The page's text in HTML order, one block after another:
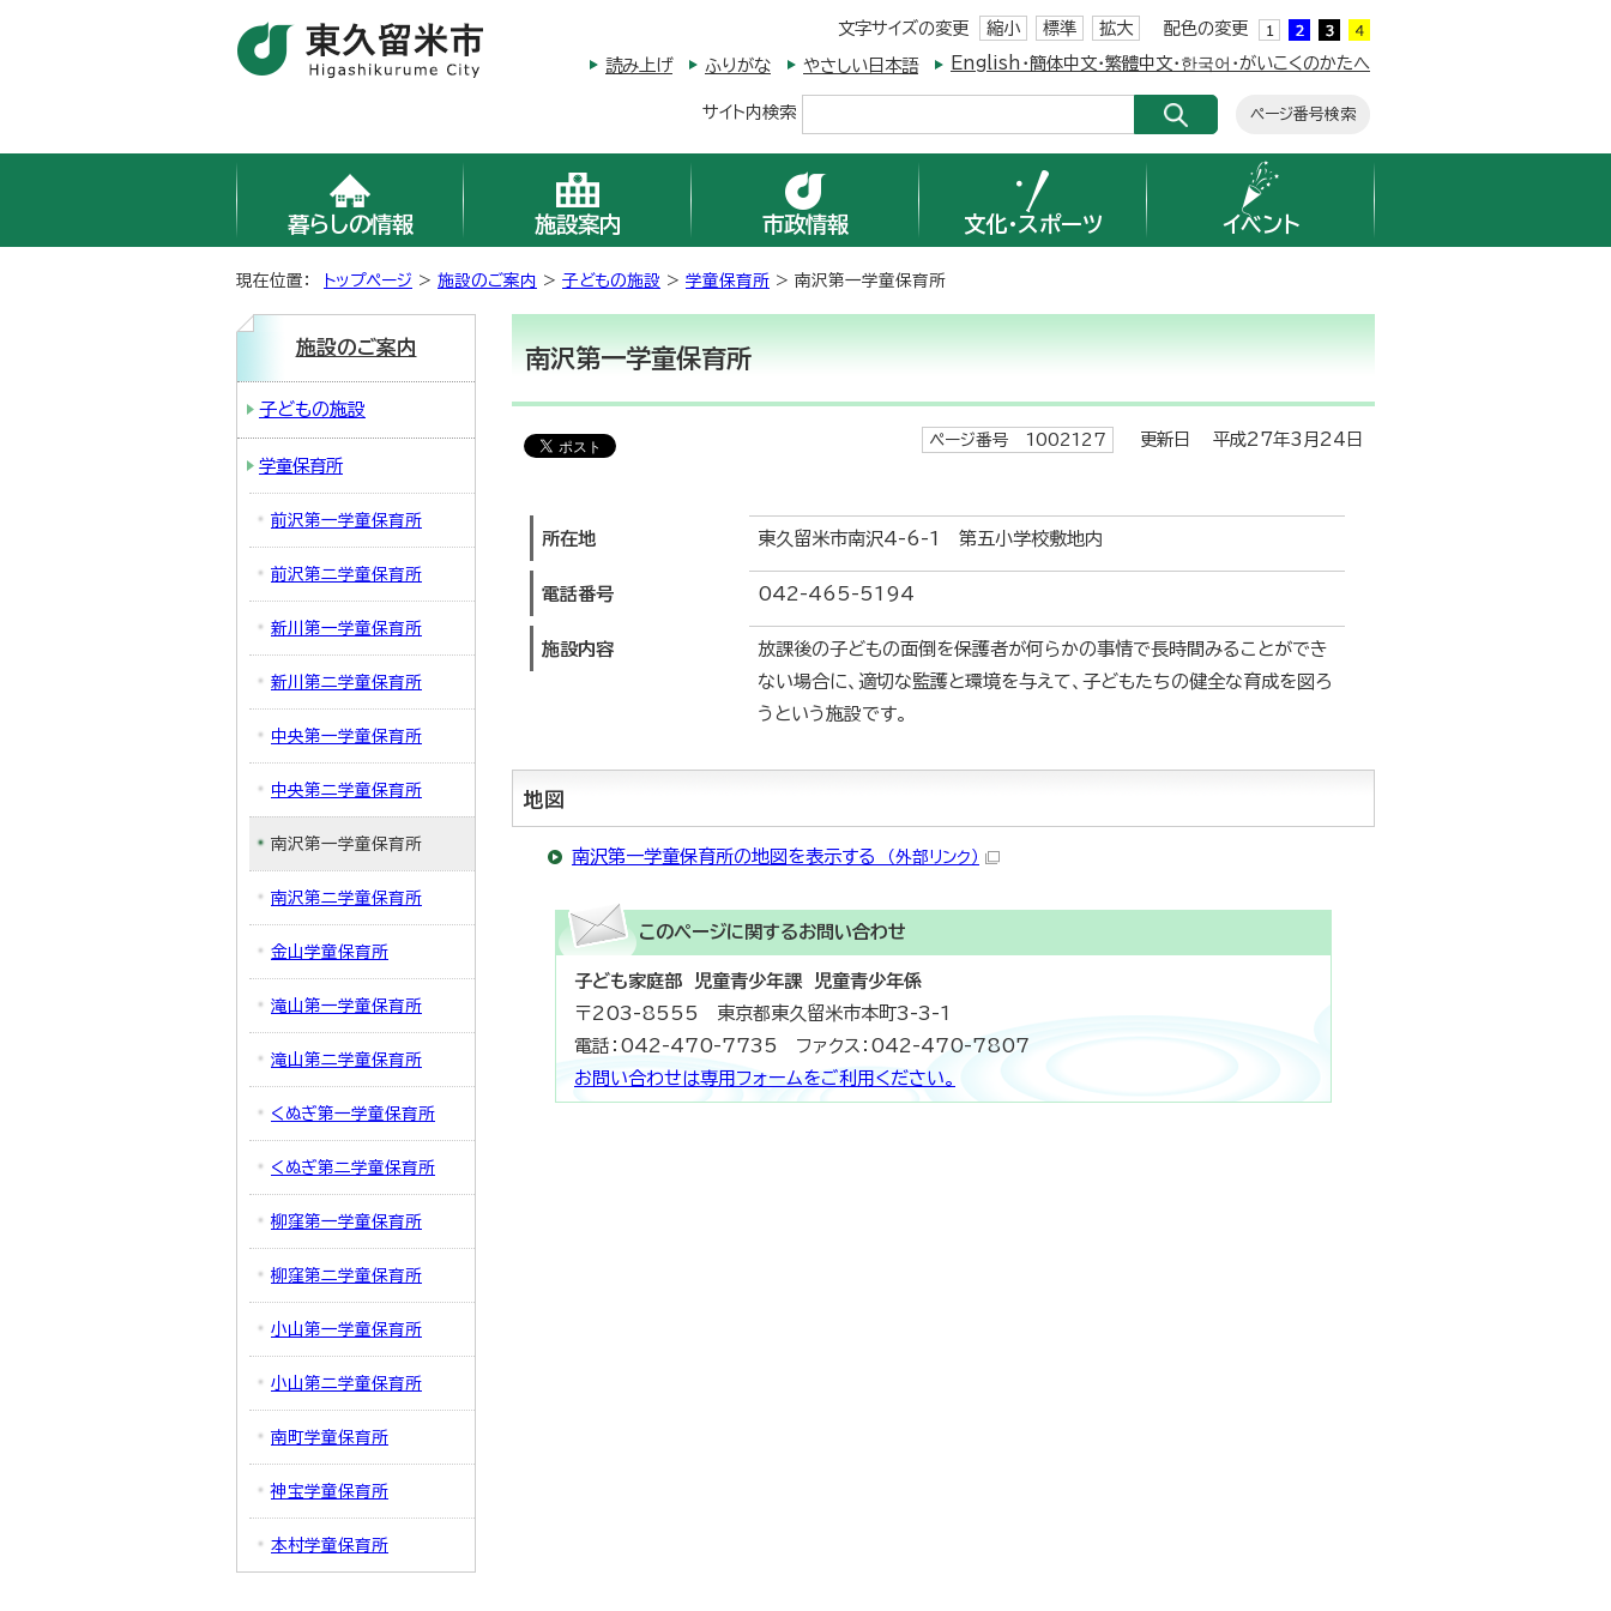
文字サイズの変更 縮小 標準 拡大 配色の変更
読み上げ ふりがな やさしい日本語 English・簡体中文・繁體中文・한국어・がいこくのかたへ
サイト内検索 ページ番号検索
暮らしの情報 施設案内 市政情報 文化・スポーツ イベント
現在位置： トップページ > 施設のご案内 > 子どもの施設 > 学童保育所 > 南沢第一学童保育所
南沢第一学童保育所
ページ番号 1002127 更新日 平成27年3月24日
所在地 東久留米市南沢4-6-1 第五小学校敷地内
電話番号 042-465-5194
施設内容
放課後の子どもの面倒を保護者が何らかの事情で長時間みることができ
ない場合に、適切な監護と環境を与えて、子どもたちの健全な育成を図ろ
うという施設です。
地図
南沢第一学童保育所の地図を表示する （外部リンク）
このページに関するお問い合わせ
子ども家庭部 児童青少年課 児童青少年係
〒203-8555 東京都東久留米市本町3-3-1
電話：042-470-7735 ファクス：042-470-7807
お問い合わせは専用フォームをご利用ください。
施設のご案内
子どもの施設
学童保育所
前沢第一学童保育所
前沢第二学童保育所
新川第一学童保育所
新川第二学童保育所
中央第一学童保育所
中央第二学童保育所
南沢第一学童保育所
南沢第二学童保育所
金山学童保育所
滝山第一学童保育所
滝山第二学童保育所
くぬぎ第一学童保育所
くぬぎ第二学童保育所
柳窪第一学童保育所
柳窪第二学童保育所
小山第一学童保育所
小山第二学童保育所
南町学童保育所
神宝学童保育所
本村学童保育所